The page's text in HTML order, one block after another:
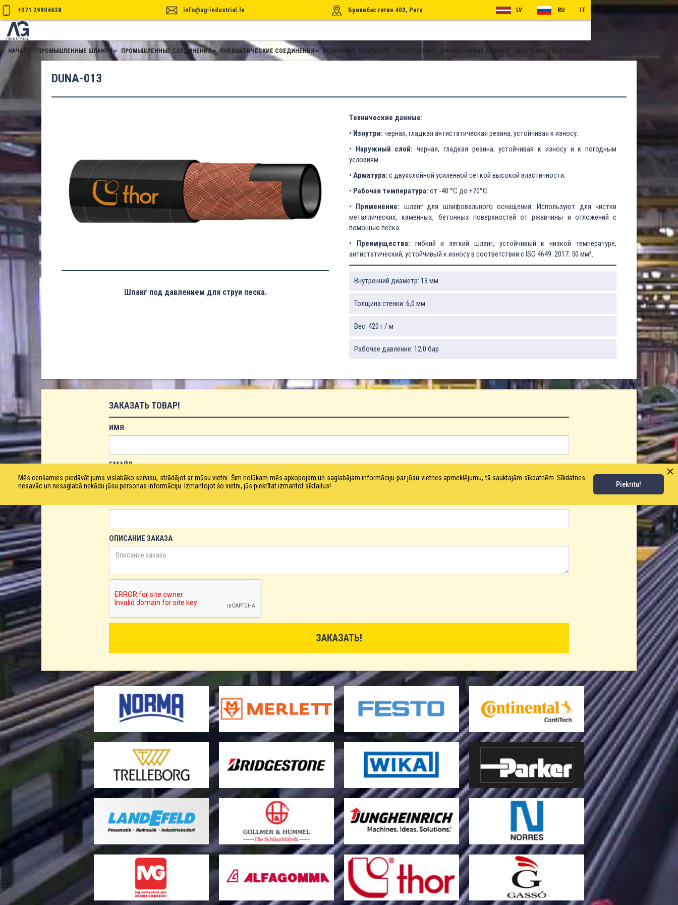
+371 29904638 info@ag-industrial.lv Бривибас гатве 403, Рига LV RU EE
НАЧАЛО ПРОМЫШЛЕННЫЕ ШЛАНГИ ПРОМЫШЛЕННЫЕ СОЕДИНЕНИЯ ПНЕВМАТИЧЕСКИЕ СОЕДИНЕНИЯ РЕЗИНОВЫЕ ПОКРЫТИЯ УПЛОТНЕНИЯ СИЛИКОНОВЫЕ ШЛАНГИ ДОСТАВКА КОНТАКТЫ
DUNA-013
Шланг под давлением для струи песка.
Технические данные:
• Изнутри: черная, гладкая антистатическая резина, устойчивая к износу.
• Наружный слой: черная, гладкая резина, устойчивая к износу и к погодным
условиям.
• Арматура: с двухслойной усиленной сеткой высокой эластичности.
• Рабочая температура: от -40 °C до +70°C.
• Применение: шланг для шлифовального оснащения. Используют для чистки
металлических, каменных, бетонных поверхностей от ржавчины и отложений с
помощью песка.
• Преимущества: гибкий и легкий шланг, устойчивый к низкой температуре,
антистатический, устойчивый к износу в соответствии с ISO 4649: 2017: 50 мм³.
Внутренний диаметр: 13 мм
Толщина стенки: 6,0 мм
Вес: 420 г / м
Рабочее давление: 12,0 бар
ЗАКАЗАТЬ ТОВАР!
ИМЯ
ЕМАЙЛ
ОПИСАНИЕ ЗАКАЗА
Mēs cenšamies piedāvāt jums vislabāko servisu, strādājot ar mūsu vietni. Šim nolūkam mēs apkopojam un saglabājam informāciju par jūsu vietnes apmeklējumu, tā sauktajām sīkdatnēm. Sīkdatnes
nesavāc un nesaglabā nekādu jūsu personas informāciju. Izmantojot šo vietni, jūs piekrītat izmantot sīkfailus!
Piekrītu!